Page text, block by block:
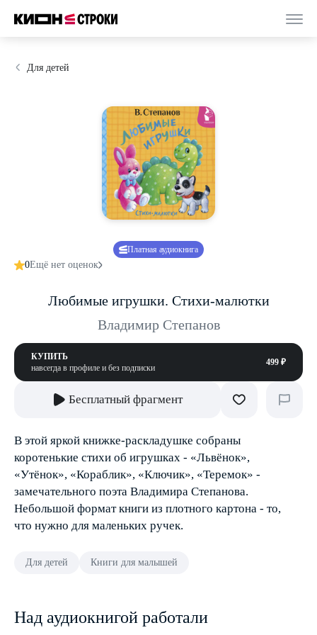
Для детей
Платная аудиокнига
0Ещё нет оценок
Любимые игрушки. Стихи-малютки
Владимир Степанов
КУПИТЬ
навсегда в профиле и без подписки
499 ₽
Бесплатный фрагмент
В этой яркой книжке-раскладушке собраны
коротенькие стихи об игрушках - «Львёнок»,
«Утёнок», «Кораблик», «Ключик», «Теремок» -
замечательного поэта Владимира Степанова.
Небольшой формат книги из плотного картона - то,
что нужно для маленьких ручек.
Для детей Книги для малышей
Над аудиокнигой работали